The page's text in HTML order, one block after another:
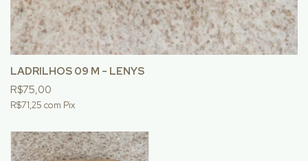
LADRILHOS 09 M - LENYS
R$75,00
R$71,25 com Pix